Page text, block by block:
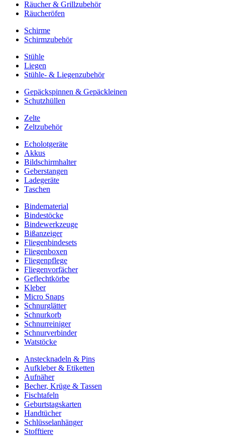
Räucher & Grillzubehör
Räucheröfen
Schirme
Schirmzubehör
Stühle
Liegen
Stühle- & Liegenzubehör
Gepäckspinnen & Gepäckleinen
Schutzhüllen
Zelte
Zeltzubehör
Echolotgeräte
Akkus
Bildschirmhalter
Geberstangen
Ladegeräte
Taschen
Bindematerial
Bindestöcke
Bindewerkzeuge
Bißanzeiger
Fliegenbindesets
Fliegenboxen
Fliegenpflege
Fliegenvorfächer
Geflechtkörbe
Kleber
Micro Snaps
Schnurglätter
Schnurkorb
Schnurreiniger
Schnurverbinder
Watstöcke
Anstecknadeln & Pins
Aufkleber & Etiketten
Aufnäher
Becher, Krüge & Tassen
Fischtafeln
Geburtstagskarten
Handtücher
Schlüsselanhänger
Stofftiere